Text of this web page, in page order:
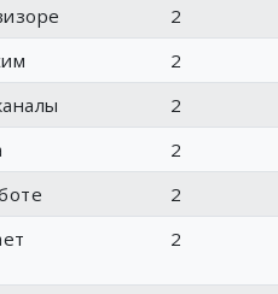
2
2
2
2
2
2